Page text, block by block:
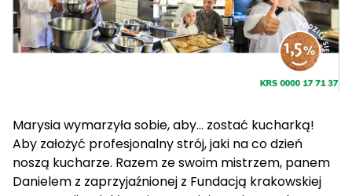
Marysia wymarzyła sobie, aby… zostać kucharką!
Aby założyć profesjonalny strój, jaki na co dzień
noszą kucharze. Razem ze swoim mistrzem, panem
Danielem z zaprzyjaźnionej z Fundacją krakowskiej